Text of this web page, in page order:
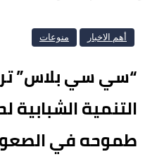
أهم الاخبار منوعات
“سي سي بلاس”
التنمية الشبابية
طموحه في